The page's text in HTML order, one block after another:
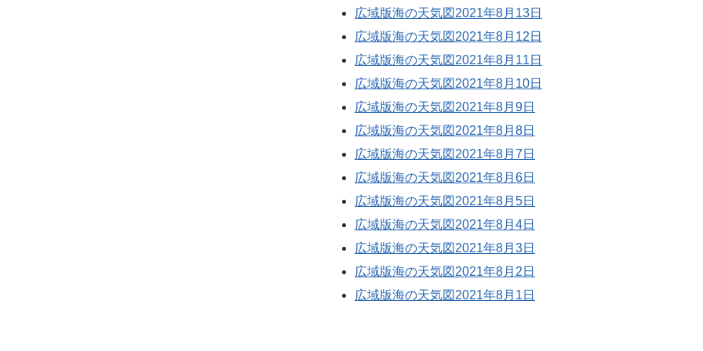
広域版海の天気図2021年8月13日
広域版海の天気図2021年8月12日
広域版海の天気図2021年8月11日
広域版海の天気図2021年8月10日
広域版海の天気図2021年8月9日
広域版海の天気図2021年8月8日
広域版海の天気図2021年8月7日
広域版海の天気図2021年8月6日
広域版海の天気図2021年8月5日
広域版海の天気図2021年8月4日
広域版海の天気図2021年8月3日
広域版海の天気図2021年8月2日
広域版海の天気図2021年8月1日